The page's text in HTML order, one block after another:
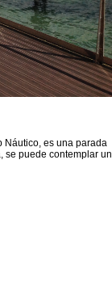
Náutico, es una parada
se puede contemplar un